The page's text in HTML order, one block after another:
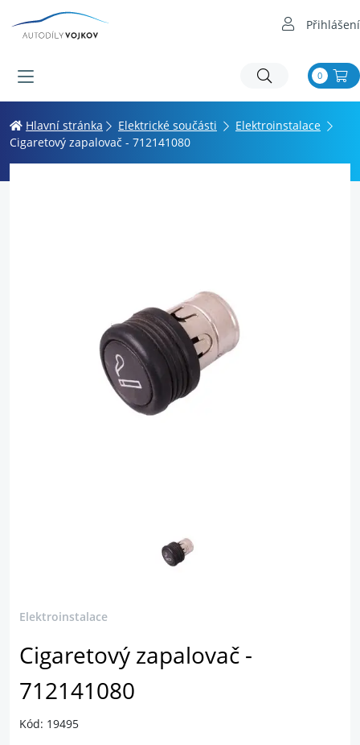
Přihlášení
0
Hlavní stránka Elektrické součásti
Elektroinstalace
Cigaretový zapalovač - 712141080
Elektroinstalace
Cigaretový zapalovač -
712141080
Kód: 19495